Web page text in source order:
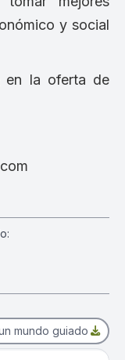
y social
en la oferta de
mundo guiado por
